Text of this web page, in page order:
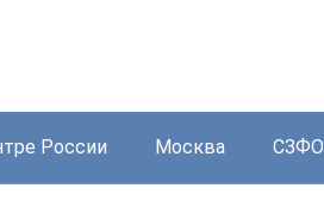
России Москва СЗФО